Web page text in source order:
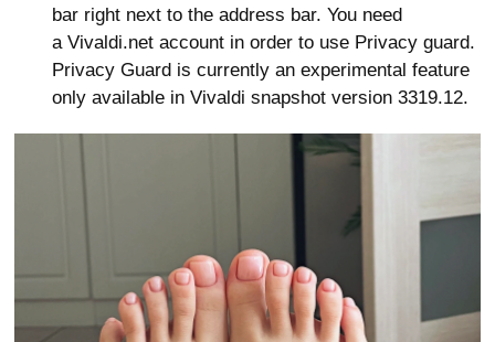
bar right next to the address bar. You need
a Vivaldi.net account in order to use Privacy guard.
Privacy Guard is currently an experimental feature
only available in Vivaldi snapshot version 3319.12.